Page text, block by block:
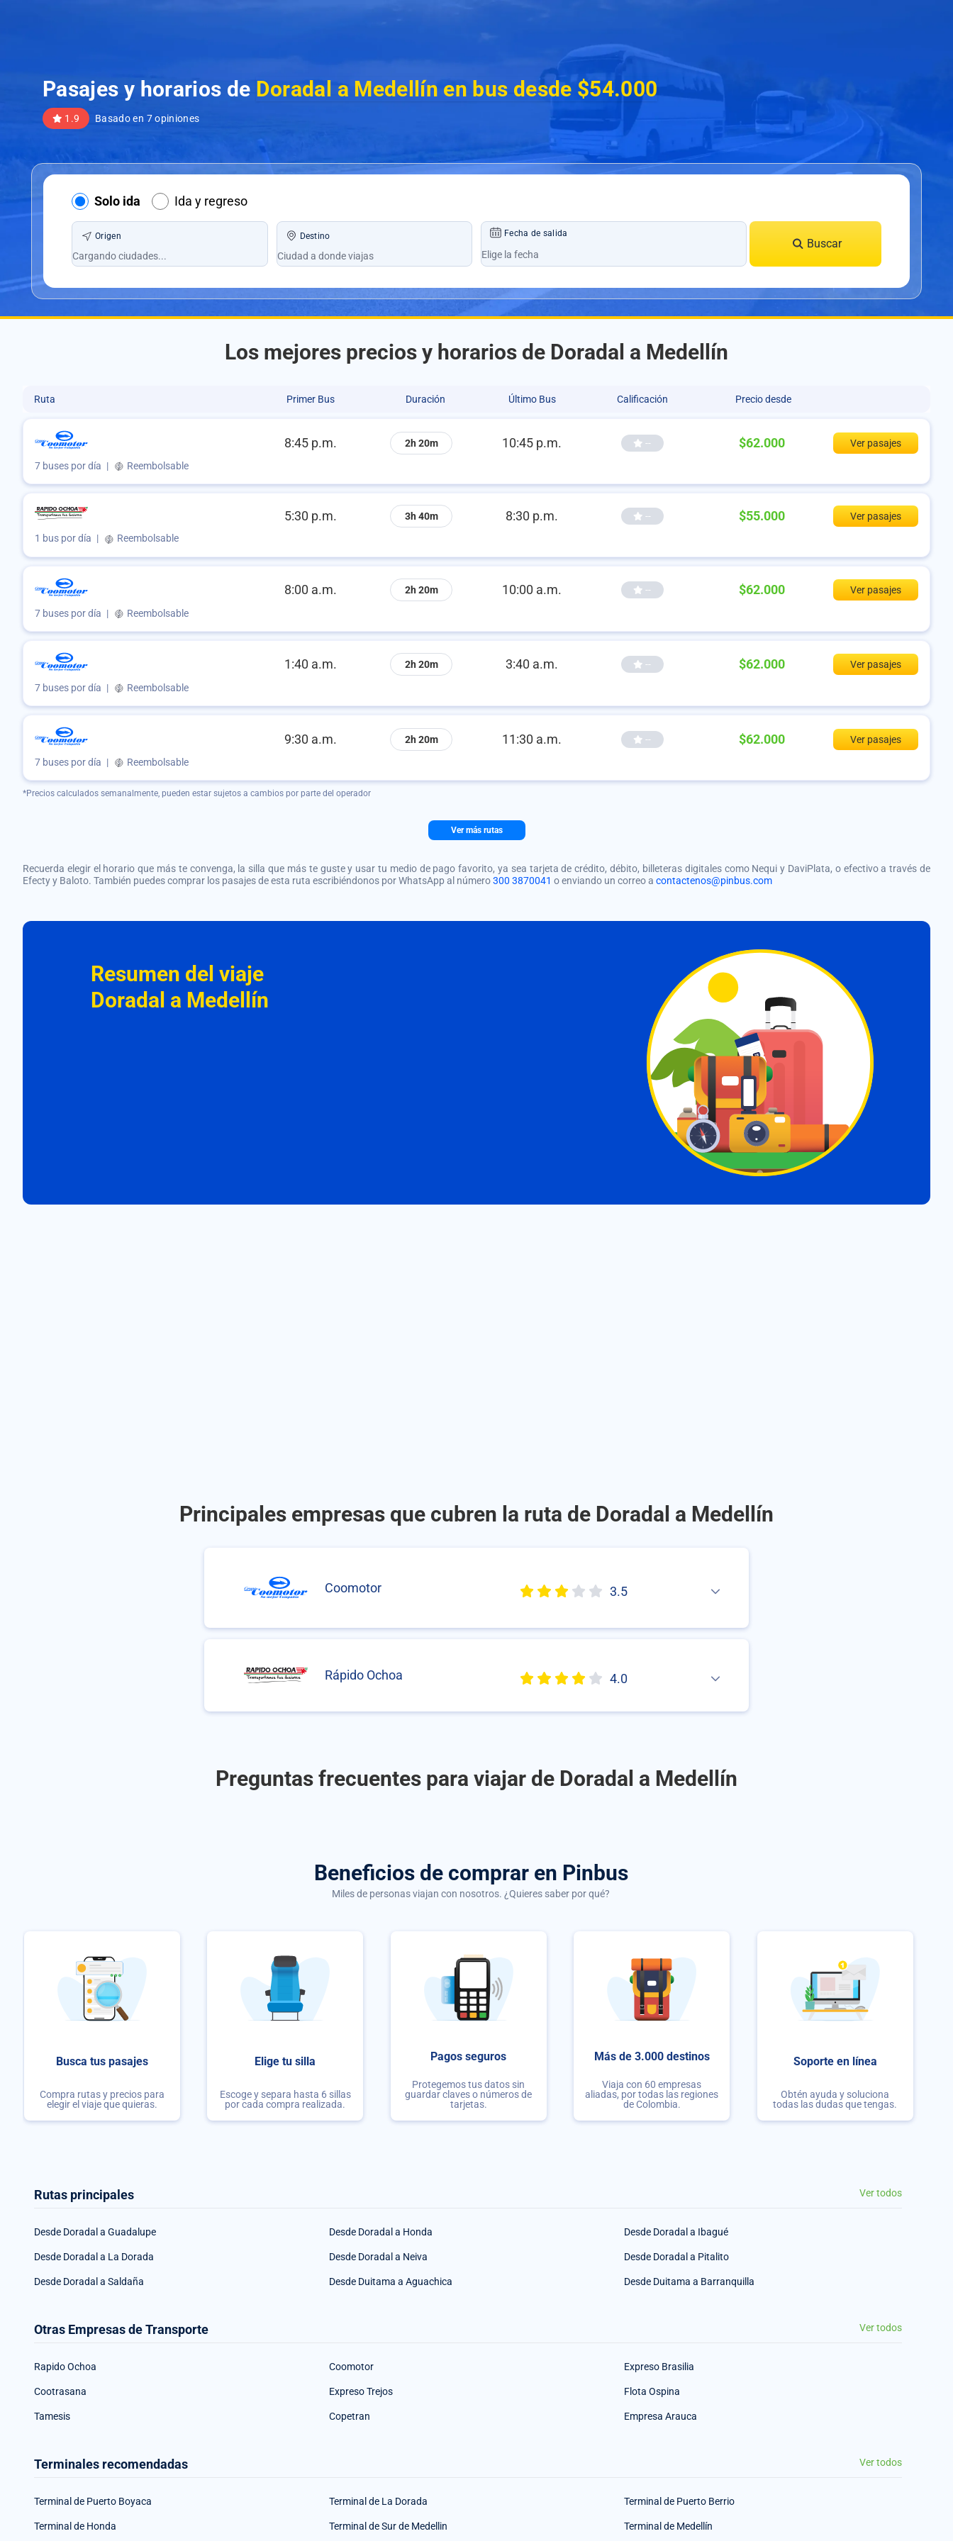
Pasajes y horarios de Doradal a Medellín en bus desde $54.000
1.9 Basado en 7 opiniones
Solo ida Ida y regreso
Origen Destino Fecha de salida
Buscar
Los mejores precios y horarios de Doradal a Medellín
Ruta Primer Bus Duración Último Bus Calificación Precio desde
8:45 p.m. 2h 20m 10:45 p.m. -- $62.000 Ver pasajes
7 buses por día | Reembolsable
5:30 p.m. 3h 40m 8:30 p.m. -- $55.000
Ver pasajes
1 bus por día | Reembolsable
8:00 a.m. 2h 20m 10:00 a.m. -- $62.000 Ver pasajes
7 buses por día | Reembolsable
1:40 a.m. 2h 20m 3:40 a.m. -- $62.000 Ver pasajes
7 buses por día | Reembolsable
9:30 a.m. 2h 20m 11:30 a.m. -- $62.000 Ver pasajes
7 buses por día | Reembolsable
*Precios calculados semanalmente, pueden estar sujetos a cambios por parte del operador
Ver más rutas
Recuerda elegir el horario que más te convenga, la silla que más te guste y usar tu medio de pago favorito, ya sea tarjeta de crédito, débito, billeteras digitales como Nequi y DaviPlata, o efectivo a través de
Efecty y Baloto. También puedes comprar los pasajes de esta ruta escribiéndonos por WhatsApp al número300 3870041 o enviando un correo a contactenos@pinbus.com
Resumen del viaje
Doradal a Medellín
Principales empresas que cubren la ruta de Doradal a Medellín
Coomotor 3.5
Rápido Ochoa 4.0
Preguntas frecuentes para viajar de Doradal a Medellín
Beneficios de comprar en Pinbus
Miles de personas viajan con nosotros. ¿Quieres saber por qué?
Busca tus pasajes
Compra rutas y precios para
elegir el viaje que quieras.
Elige tu silla
Escoge y separa hasta 6 sillas
por cada compra realizada.
Pagos seguros
Protegemos tus datos sin
guardar claves o números de
tarjetas.
Más de 3.000 destinos
Viaja con 60 empresas
aliadas, por todas las regiones
de Colombia.
Soporte en línea
Obtén ayuda y soluciona
todas las dudas que tengas.
Rutas principales Ver todos
Desde Doradal a Guadalupe Desde Doradal a Honda Desde Doradal a Ibagué
Desde Doradal a La Dorada Desde Doradal a Neiva Desde Doradal a Pitalito
Desde Doradal a Saldaña Desde Duitama a Aguachica Desde Duitama a Barranquilla
Otras Empresas de Transporte Ver todos
Rapido Ochoa Coomotor Expreso Brasilia
Cootrasana Expreso Trejos Flota Ospina
Tamesis Copetran Empresa Arauca
Terminales recomendadas Ver todos
Terminal de Puerto Boyaca Terminal de La Dorada Terminal de Puerto Berrio
Terminal de Honda Terminal de Sur de Medellin Terminal de Medellín